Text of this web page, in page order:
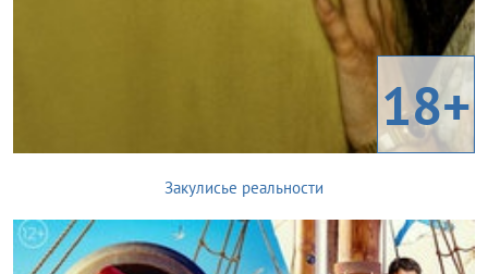
18+
Закулисье реальности